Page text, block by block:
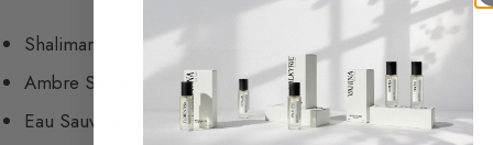
Shalimar + Musc Ravageur (Frédéric Malle)
Ambre Sultan + Un Bois Vanille (Serge Lutens)
Eau Sauvage + Diorella (Dior)